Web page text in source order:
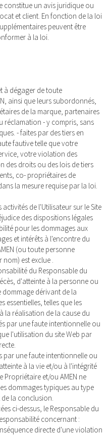
constitue un avis juridique ou
et client. En fonction de la loi
peuvent être
à la loi.
à dégager de toute
ainsi que leurs subordonnés,
de la marque, partenaires
réclamation - y compris, sans
- faites par des tiers en
fautive telle que votre
votre violation des
des droits ou des lois de tiers
co- propriétaires de
la mesure requise par la loi.
de l'Utilisateur sur le Site
des dispositions légales
pour les dommages aux
et intérêts à l'encontre du
(ou toute personne
est exclue .
du Responsable du
d'atteinte à la personne ou
dérivant de la
telles que les
la réalisation de la cause du
par une faute intentionnelle ou
l'utilisation du site Web par
par une faute intentionnelle ou
à la vie et/ou à l'intégrité
Propriétaire et/ou AMEN ne
dommages typiques au type
la conclusion.
ci-dessus, le Responsable du
concernant :
directe d'une violation